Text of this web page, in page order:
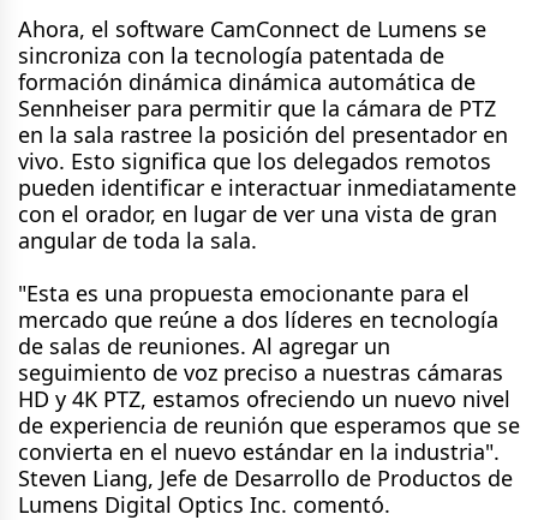
Ahora, el software CamConnect de Lumens se
sincroniza con la tecnología patentada de
formación dinámica dinámica automática de
Sennheiser para permitir que la cámara de PTZ
en la sala rastree la posición del presentador en
vivo. Esto significa que los delegados remotos
pueden identificar e interactuar inmediatamente
con el orador, en lugar de ver una vista de gran
angular de toda la sala.
"Esta es una propuesta emocionante para el
mercado que reúne a dos líderes en tecnología
de salas de reuniones. Al agregar un
seguimiento de voz preciso a nuestras cámaras
HD y 4K PTZ, estamos ofreciendo un nuevo nivel
de experiencia de reunión que esperamos que se
convierta en el nuevo estándar en la industria".
Steven Liang, Jefe de Desarrollo de Productos de
Lumens Digital Optics Inc. comentó.